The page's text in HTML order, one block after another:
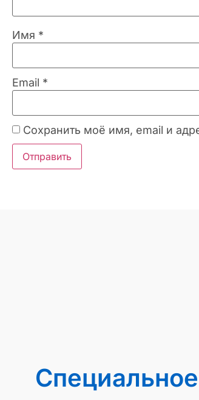
Имя *
Email *
Сохранить моё имя, email и
Специальное